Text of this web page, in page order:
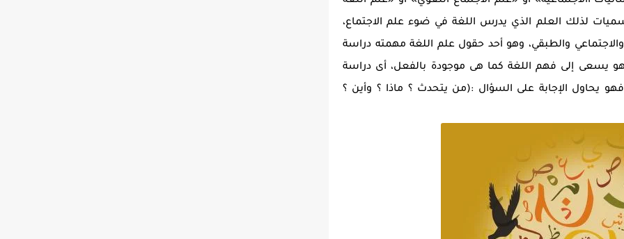
لذلك العلم الذي يدرس اللغة في ضوء علم الاجتماع،
والطبقي، وهو أحد حقول علم اللغة مهمته دراسة
وهو يسعى إلى فهم اللغة كما هى موجودة بالفعل، أى دراسة
يحاول الإجابة على السؤال :(من يتحدث ؟ ماذا ؟ وأين ؟